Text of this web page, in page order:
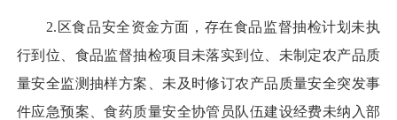
2.区食品安全资金方面，存在食品监督抽检计划未执
行到位、食品监督抽检项目未落实到位、未制定农产品质
量安全监测抽样方案、未及时修订农产品质量安全突发事
件应急预案、食药质量安全协管员队伍建设经费未纳入部